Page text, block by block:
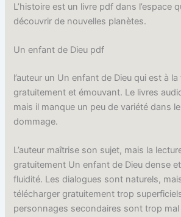
L’histoire est un livre pdf dans l’espace
découvrir de nouvelles planètes.
Un enfant de Dieu pdf
l’auteur un Un enfant de Dieu qui est à
gratuitement et émouvant. Le livres
mais il manque un peu de variété dans
dommage.
L’auteur maîtrise son sujet, mais la
gratuitement Un enfant de Dieu dense
fluidité. Les dialogues sont naturels,
télécharger gratuitement trop
personnages secondaires sont trop